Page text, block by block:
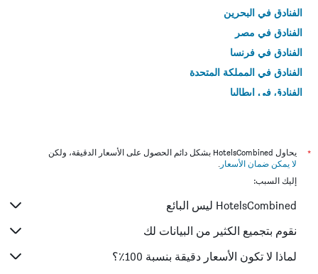
الفنادق في البحرين
الفنادق في مصر
الفنادق في فرنسا
الفنادق في المملكة المتحدة
الفنادق في إيطاليا
*
يحاول HotelsCombined بشكل دائم الحصول على الأسعار الدقيقة، ولكن
لا يمكن ضمان الأسعار .
إليك السبب:
HotelsCombined ليس البائع
نقوم بتجميع الكثير من البيانات لك
لماذا لا تكون الأسعار دقيقة بنسبة 100٪؟